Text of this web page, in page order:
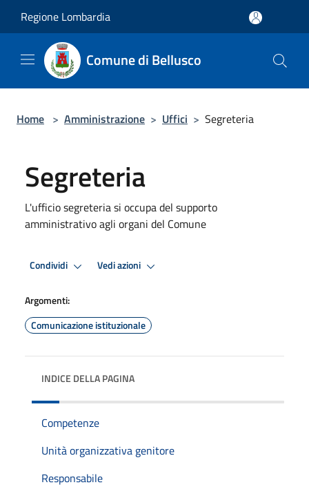
Regione Lombardia
Comune di Bellusco
Home > Amministrazione > Uffici > Segreteria
Segreteria
L'ufficio segreteria si occupa del supporto
amministrativo agli organi del Comune
Condividi Vedi azioni
Argomenti:
Comunicazione istituzionale
INDICE DELLA PAGINA
Competenze
Unità organizzativa genitore
Responsabile